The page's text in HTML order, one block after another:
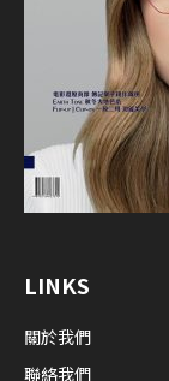
LINKS
關於我們
聯絡我們